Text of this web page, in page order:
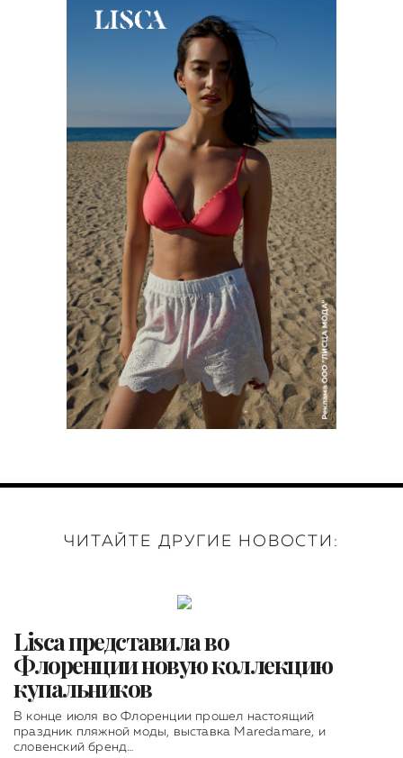
ЧИТАЙТЕ ДРУГИЕ НОВОСТИ:
Lisca представила во
Флоренции новую коллекцию
купальников
В конце июля во Флоренции прошел настоящий
праздник пляжной моды, выставка Maredamare, и
словенский бренд…